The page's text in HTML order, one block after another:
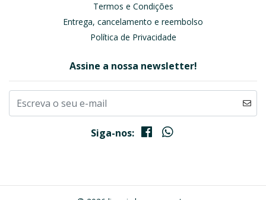
Termos e Condições
Entrega, cancelamento e reembolso
Política de Privacidade
Assine a nossa newsletter!
Siga-nos: